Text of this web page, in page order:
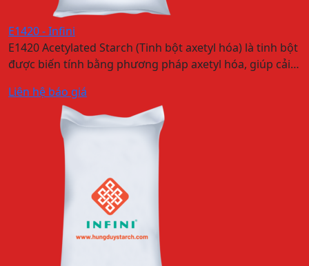
E1420 - Infini
E1420 Acetylated Starch (Tinh bột axetyl hóa) là tinh bột
được biến tính bằng phương pháp axetyl hóa, giúp cải…
Liên hệ báo giá